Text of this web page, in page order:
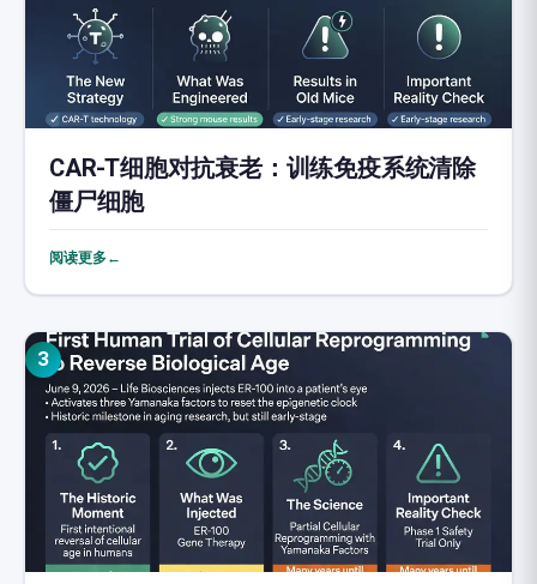
CAR-T细胞对抗衰老：训练免疫系统清除
僵尸细胞
阅读更多←
3